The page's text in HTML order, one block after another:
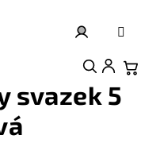
Přihlášení
svazek 5